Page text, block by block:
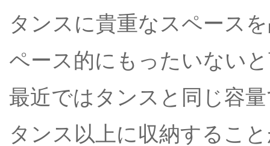
タンスに貴重なスペース
ペース的にもったいない
最近ではタンスと同じ容
タンス以上に収納するこ